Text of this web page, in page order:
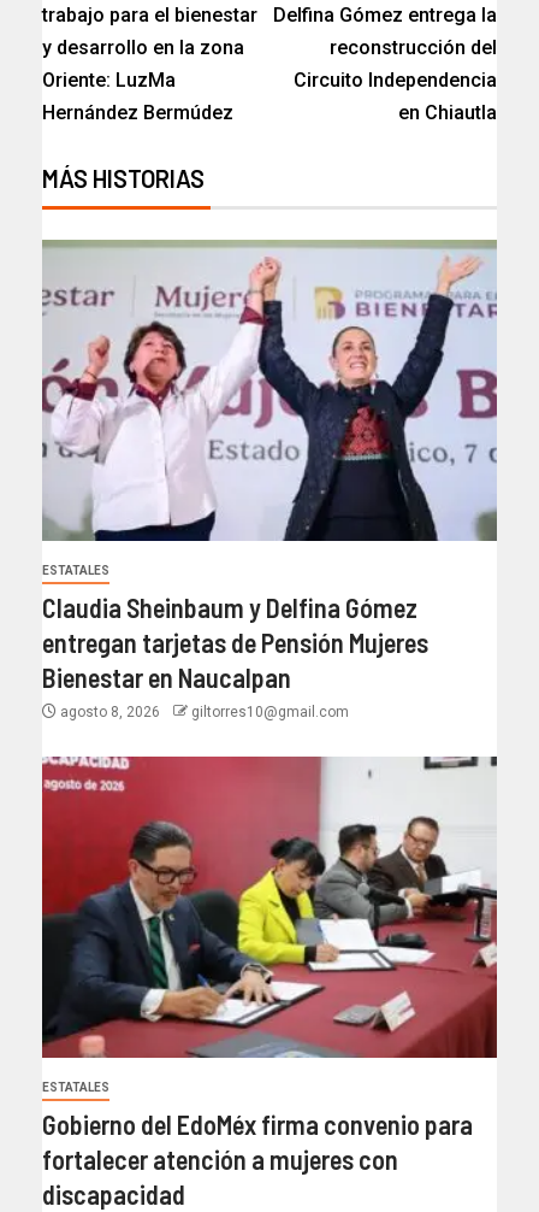
trabajo para el bienestar
y desarrollo en la zona
Oriente: LuzMa
Hernández Bermúdez
Delfina Gómez entrega la
reconstrucción del
Circuito Independencia
en Chiautla
MÁS HISTORIAS
ESTATALES
Claudia Sheinbaum y Delfina Gómez
entregan tarjetas de Pensión Mujeres
Bienestar en Naucalpan
agosto 8, 2026 giltorres10@gmail.com
ESTATALES
Gobierno del EdoMéx firma convenio para
fortalecer atención a mujeres con
discapacidad